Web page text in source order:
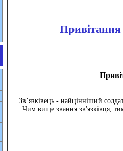
Зв’язківець - найцінніший
Чим вище звання зв'язківця,